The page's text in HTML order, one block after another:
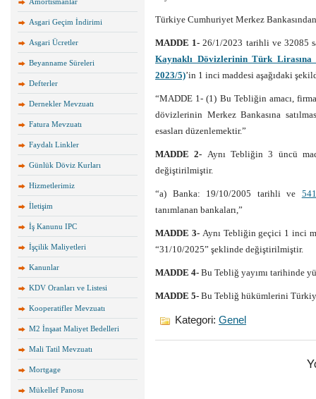
Asgari Geçim İndirimi
Asgari Ücretler
Beyanname Süreleri
Defterler
Dernekler Mevzuatı
Fatura Mevzuatı
Faydalı Linkler
Günlük Döviz Kurları
Hizmetlerimiz
İletişim
İş Kanunu IPC
İşçilik Maliyetleri
Kanunlar
KDV Oranları ve Listesi
Kooperatifler Mevzuatı
M2 İnşaat Maliyet Bedelleri
Mali Tatil Mevzuatı
Mortgage
Mükellef Panosu
Türkiye Cumhuriyet Merkez
MADDE 1- 26/1/2023 tarihli ve 32085
Kaynaklı Dövizlerinin Türk Lirasına
2023/5)’in 1 inci maddesi aşağıdaki
“MADDE 1- (1) Bu Tebliğin amacı,
dövizlerinin Merkez Bankasına
esasları düzenlemektir.”
MADDE 2- Aynı Tebliğin 3 üncü
değiştirilmiştir.
“a) Banka: 19/10/2005 tarihli ve
tanımlanan bankaları,”
MADDE 3- Aynı Tebliğin geçici 1 inci
“31/10/2025” şeklinde değiştirilmiştir.
MADDE 4- Bu Tebliğ yayımı tarihinde
MADDE 5- Bu Tebliğ hükümlerini
Kategori: Genel